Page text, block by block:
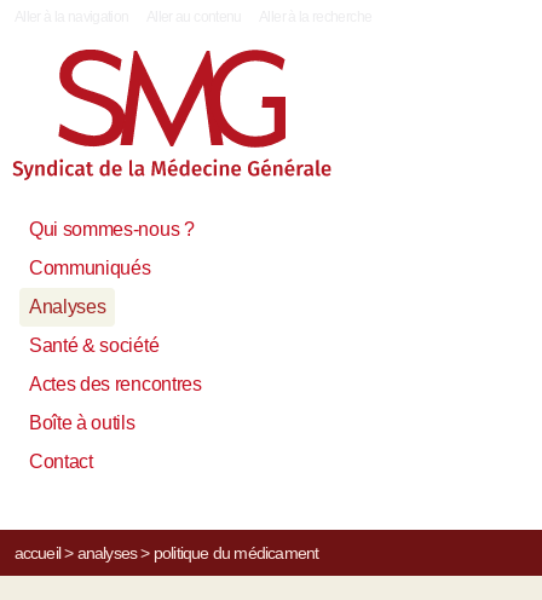
Qui sommes-nous ?
Communiqués
Analyses
Santé & société
Actes des rencontres
Boîte à outils
Contact
accueil> analyses> politique du médicament